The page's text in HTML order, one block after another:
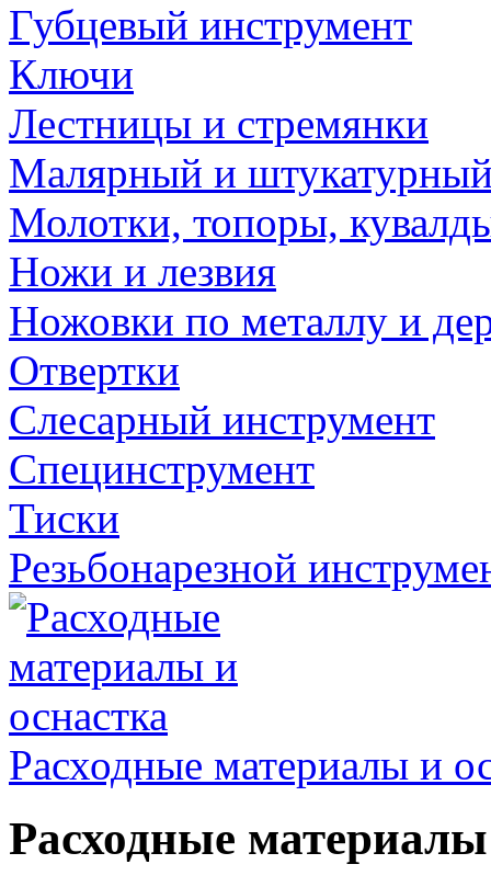
Губцевый инструмент
Ключи
Лестницы и стремянки
Малярный и
Молотки, топоры,
Ножи и лезвия
Ножовки по металлу и
Отвертки
Слесарный инструмент
Специнструмент
Тиски
Резьбонарезной
Расходные материалы и
Расходные